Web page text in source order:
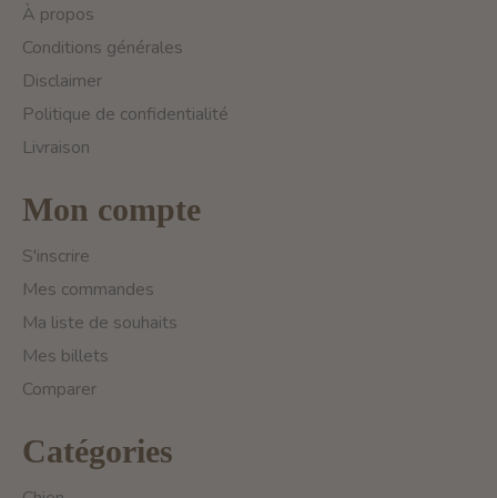
À propos
Conditions générales
Disclaimer
Politique de confidentialité
Livraison
Mon compte
S'inscrire
Mes commandes
Ma liste de souhaits
Mes billets
Comparer
Catégories